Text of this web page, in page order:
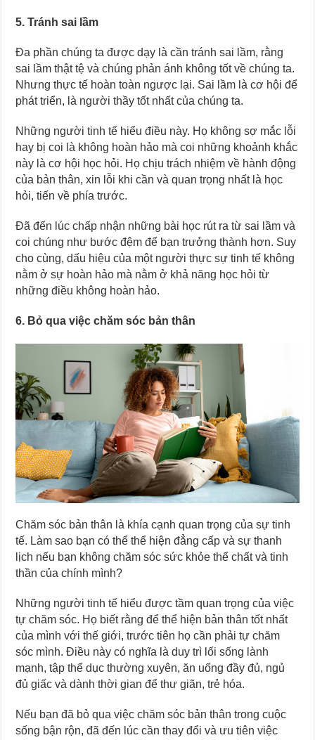
5. Tránh sai lầm
Đa phần chúng ta được dạy là cần tránh sai lầm, rằng
sai lầm thật tệ và chúng phản ánh không tốt về chúng ta.
Nhưng thực tế hoàn toàn ngược lại. Sai lầm là cơ hội để
phát triển, là người thầy tốt nhất của chúng ta.
Những người tinh tế hiểu điều này. Họ không sợ mắc lỗi
hay bị coi là không hoàn hảo mà coi những khoảnh khắc
này là cơ hội học hỏi. Họ chịu trách nhiệm về hành động
của bản thân, xin lỗi khi cần và quan trọng nhất là học
hỏi, tiến về phía trước.
Đã đến lúc chấp nhận những bài học rút ra từ sai lầm và
coi chúng như bước đệm để bạn trưởng thành hơn. Suy
cho cùng, dấu hiệu của một người thực sự tinh tế không
nằm ở sự hoàn hảo mà nằm ở khả năng học hỏi từ
những điều không hoàn hảo.
6. Bỏ qua việc chăm sóc bản thân
Chăm sóc bản thân là khía cạnh quan trọng của sự tinh
tế. Làm sao bạn có thể thể hiện đẳng cấp và sự thanh
lịch nếu bạn không chăm sóc sức khỏe thể chất và tinh
thần của chính mình?
Những người tinh tế hiểu được tầm quan trọng của việc
tự chăm sóc. Họ biết rằng để thể hiện bản thân tốt nhất
của mình với thế giới, trước tiên họ cần phải tự chăm
sóc mình. Điều này có nghĩa là duy trì lối sống lành
mạnh, tập thể dục thường xuyên, ăn uống đầy đủ, ngủ
đủ giấc và dành thời gian để thư giãn, trẻ hóa.
Nếu bạn đã bỏ qua việc chăm sóc bản thân trong cuộc
sống bận rộn, đã đến lúc cần thay đổi và ưu tiên việc